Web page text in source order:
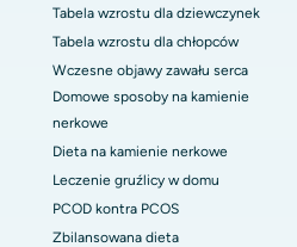
Tabela wzrostu dla dziewczynek
Tabela wzrostu dla chłopców
Wczesne objawy zawału serca
Domowe sposoby na kamienie
nerkowe
Dieta na kamienie nerkowe
Leczenie gruźlicy w domu
PCOD kontra PCOS
Zbilansowana dieta